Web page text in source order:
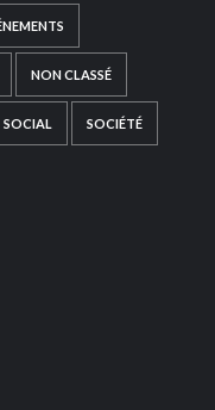
NON CLASSÉ
SOCIAL SOCIÉTÉ